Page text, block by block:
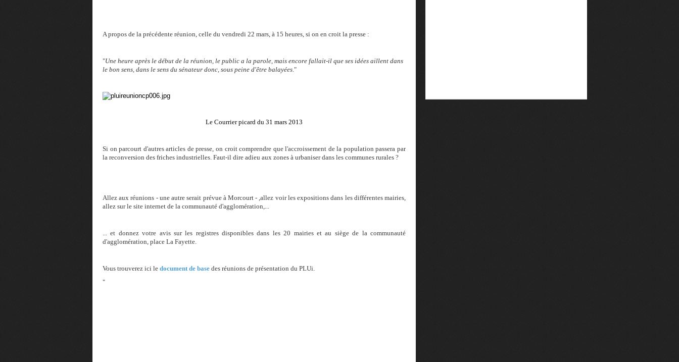
A propos de la précédente réunion, celle du vendredi 22 mars, à 15 heures, si on en croit la presse :
"Une heure après le début de la réunion, le public a la parole, mais encore fallait-il que ses idées aillent dans
le bon sens, dans le sens du sénateur donc, sous peine d'être balayées."
Le Courrier picard du 31 mars 2013
Si on parcourt d'autres articles de presse, on croit comprendre que l'accroissement de la population passera par
la reconversion des friches industrielles. Faut-il dire adieu aux zones à urbaniser dans les communes rurales ?
Allez aux réunions - une autre serait prévue à Morcourt - ,allez voir les expositions dans les différentes mairies,
allez sur le site internet de la communauté d'agglomération,...
... et donnez votre avis sur les registres disponibles dans les 20 mairies et au siège de la communauté
d'agglomération, place La Fayette.
Vous trouverez ici le document de base des réunions de présentation du PLUi.
"